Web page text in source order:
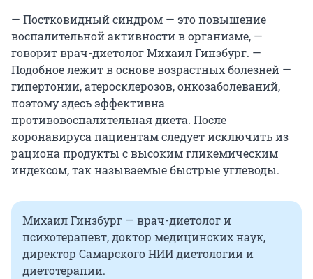
— Постковидный синдром — это повышение
воспалительной активности в организме, —
говорит врач-диетолог Михаил Гинзбург. —
Подобное лежит в основе возрастных болезней —
гипертонии, атеросклерозов, онкозаболеваний,
поэтому здесь эффективна
противовоспалительная диета. После
коронавируса пациентам следует исключить из
рациона продукты с высоким гликемическим
индексом, так называемые быстрые углеводы.
Михаил Гинзбург — врач-диетолог и
психотерапевт, доктор медицинских наук,
директор Самарского НИИ диетологии и
диетотерапии.